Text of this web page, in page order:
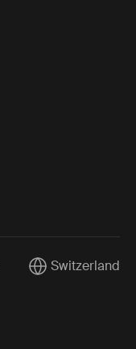
Current market/
Switzerland